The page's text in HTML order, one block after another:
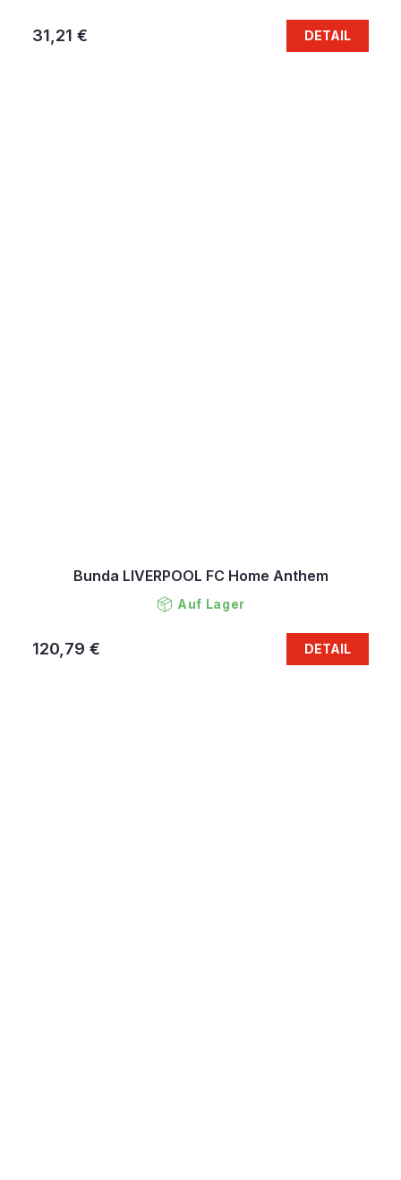
31,21 € DETAIL
Bunda LIVERPOOL FC Home Anthem
Auf Lager
120,79 € DETAIL